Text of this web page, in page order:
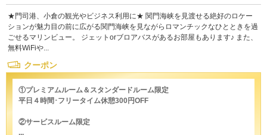
★門司港、小倉の観光やビジネス利用に★ 関門海峡を見渡せる絶好のロケー
ションが魅力目の前に広がる関門海峡を見ながらロマンチックなひとときを過
ごせるマリンビュー。 ジェットorブロアバスがあるお部屋もあります♪ また、
無料WiFiや...
クーポン
①プレミアムルーム＆スタンダードルーム限定
平日４時間･フリータイム休憩300円OFF
②サービスルーム限定
...